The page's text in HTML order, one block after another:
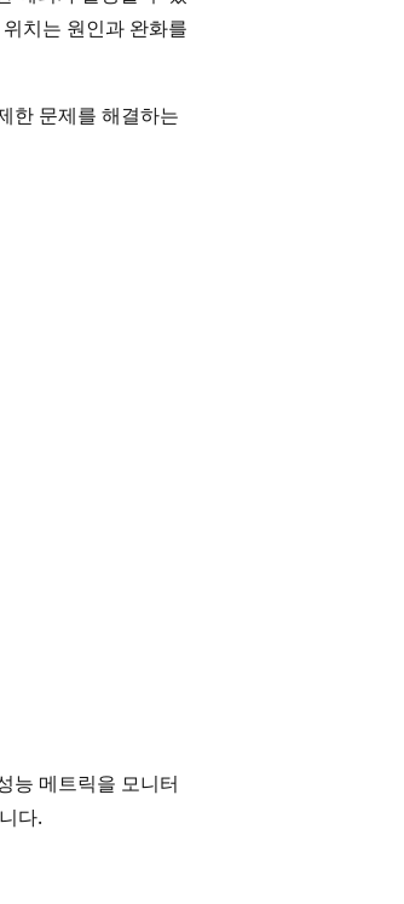
치는 원인과 완화를
한 문제를 해결하는
능 메트릭을 모니터
다.